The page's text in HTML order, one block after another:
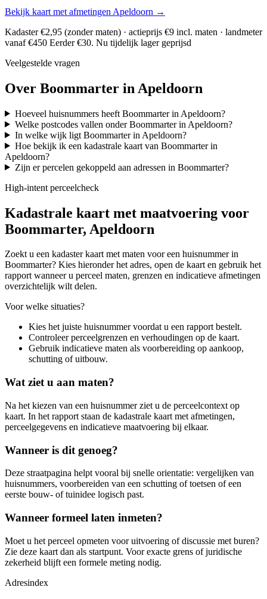
Bekijk kaart met afmetingen Apeldoorn →
Kadaster €2,95 (zonder maten) · actieprijs €9 incl. maten · landmeter
vanaf €450 Eerder €30. Nu tijdelijk lager geprijsd
Veelgestelde vragen
Over Boommarter in Apeldoorn
Hoeveel huisnummers heeft Boommarter in Apeldoorn?
Welke postcodes vallen onder Boommarter in Apeldoorn?
In welke wijk ligt Boommarter in Apeldoorn?
Hoe bekijk ik een kadastrale kaart van Boommarter in
Apeldoorn?
Zijn er percelen gekoppeld aan adressen in Boommarter?
High-intent perceelcheck
Kadastrale kaart met maatvoering voor
Boommarter, Apeldoorn
Zoekt u een kadaster kaart met maten voor een huisnummer in
Boommarter? Kies hieronder het adres, open de kaart en gebruik het
rapport wanneer u perceel maten, grenzen en indicatieve afmetingen
overzichtelijk wilt delen.
Voor welke situaties?
Kies het juiste huisnummer voordat u een rapport bestelt.
Controleer perceelgrenzen en verhoudingen op de kaart.
Gebruik indicatieve maten als voorbereiding op aankoop,
schutting of uitbouw.
Wat ziet u aan maten?
Na het kiezen van een huisnummer ziet u de perceelcontext op
kaart. In het rapport staan de kadastrale kaart met afmetingen,
perceelgegevens en indicatieve maatvoering bij elkaar.
Wanneer is dit genoeg?
Deze straatpagina helpt vooral bij snelle orientatie: vergelijken van
huisnummers, voorbereiden van een schutting of toetsen of een
eerste bouw- of tuinidee logisch past.
Wanneer formeel laten inmeten?
Moet u het perceel opmeten voor uitvoering of discussie met buren?
Zie deze kaart dan als startpunt. Voor exacte grens of juridische
zekerheid blijft een formele meting nodig.
Adresindex